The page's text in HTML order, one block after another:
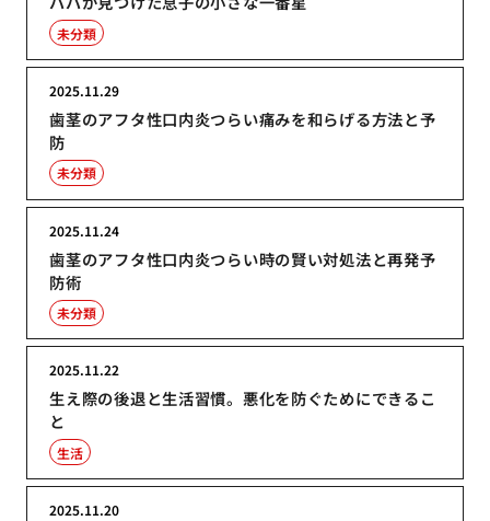
未分類
歯茎のアフタ性口内炎つらい痛みを和らげる方法と予
防
2025.11.29
未分類
歯茎のアフタ性口内炎つらい時の賢い対処法と再発予
防術
2025.11.24
未分類
生え際の後退と生活習慣。悪化を防ぐためにできるこ
と
2025.11.22
生活
2025.11.20